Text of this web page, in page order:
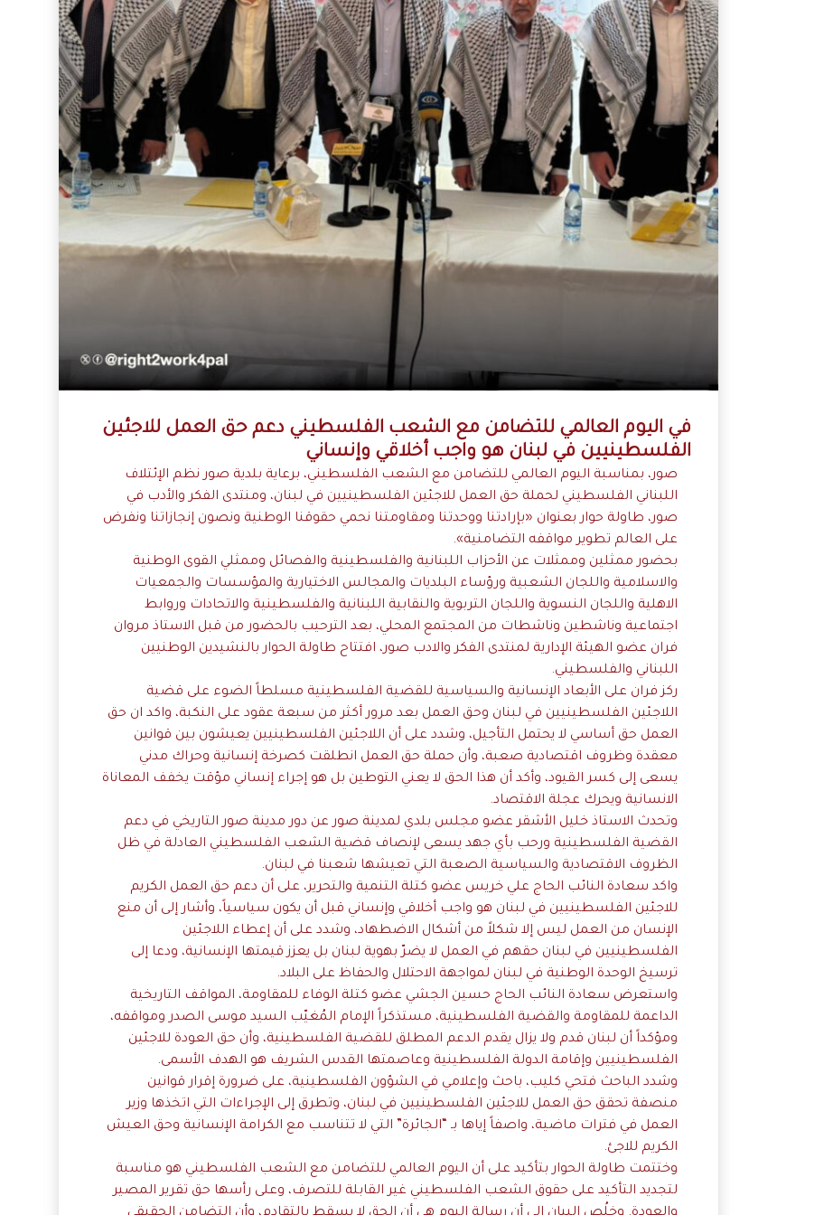
في اليوم العالمي للتضامن مع الشعب الفلسطيني دعم حق العمل للاجئين
الفلسطينيين في لبنان هو واجب أخلاقي وإنساني
صور، بمناسبة اليوم العالمي للتضامن مع الشعب الفلسطيني، برعاية بلدية صور نظم الإئتلاف
اللبناني الفلسطيني لحملة حق العمل للاجئين الفلسطينيين في لبنان، ومنتدى الفكر والأدب في
صور، طاولة حوار بعنوان «بإرادتنا ووحدتنا ومقاومتنا نحمي حقوقنا الوطنية ونصون إنجازاتنا ونفرض
على العالم تطوير مواقفه التضامنية».
بحضور ممثلين وممثلات عن الأحزاب اللبنانية والفلسطينية والفصائل وممثلي القوى الوطنية
والاسلامية واللجان الشعبية ورؤساء البلديات والمجالس الاختيارية والمؤسسات والجمعيات
الاهلية واللجان النسوية واللجان التربوية والنقابية اللبنانية والفلسطينية والاتحادات وروابط
اجتماعية وناشطين وناشطات من المجتمع المحلي، بعد الترحيب بالحضور من قبل الاستاذ مروان
فران عضو الهيئة الإدارية لمنتدى الفكر والادب صور، افتتاح طاولة الحوار بالنشيدين الوطنيين
اللبناني والفلسطيني.
ركز فران على الأبعاد الإنسانية والسياسية للقضية الفلسطينية مسلطاً الضوء على قضية
اللاجئين الفلسطينيين في لبنان وحق العمل بعد مرور أكثر من سبعة عقود على النكبة، واكد ان حق
العمل حق أساسي لا يحتمل التأجيل، وشدد على أن اللاجئين الفلسطينيين يعيشون بين قوانين
معقدة وظروف اقتصادية صعبة، وأن حملة حق العمل انطلقت كصرخة إنسانية وحراك مدني
يسعى إلى كسر القيود، وأكد أن هذا الحق لا يعني التوطين بل هو إجراء إنساني مؤقت يخفف المعاناة
الانسانية ويحرك عجلة الاقتصاد.
وتحدث الاستاذ خليل الأشقر عضو مجلس بلدي لمدينة صور عن دور مدينة صور التاريخي في دعم
القضية الفلسطينية ورحب بأي جهد يسعى لإنصاف قضية الشعب الفلسطيني العادلة في ظل
الظروف الاقتصادية والسياسية الصعبة التي تعيشها شعبنا في لبنان.
واكد سعادة النائب الحاج علي خريس عضو كتلة التنمية والتحرير، على أن دعم حق العمل الكريم
للاجئين الفلسطينيين في لبنان هو واجب أخلاقي وإنساني قبل أن يكون سياسياً، وأشار إلى أن منع
الإنسان من العمل ليس إلا شكلاً من أشكال الاضطهاد، وشدد على أن إعطاء اللاجئين
الفلسطينيين في لبنان حقهم في العمل لا يضرّ بهوية لبنان بل يعزز قيمتها الإنسانية، ودعا إلى
ترسيخ الوحدة الوطنية في لبنان لمواجهة الاحتلال ‏والحفاظ على البلاد.
واستعرض سعادة النائب الحاج حسين الجشي عضو كتلة الوفاء للمقاومة، المواقف التاريخية
الداعمة للمقاومة والقضية الفلسطينية، مستذكراً الإمام المُغيّب السيد موسى الصدر ومواقفه،
ومؤكداً أن لبنان قدم ولا يزال يقدم الدعم المطلق للقضية الفلسطينية، وأن حق العودة للاجئين
الفلسطينيين وإقامة الدولة الفلسطينية وعاصمتها القدس الشريف هو الهدف الأسمى.
وشدد الباحث فتحي كليب، باحث وإعلامي في الشؤون الفلسطينية، على ضرورة إقرار قوانين
منصفة تحقق حق العمل للاجئين الفلسطينيين في لبنان، وتطرق إلى الإجراءات التي اتخذها وزير
العمل في فترات ماضية، واصفاً إياها بـ “الجائرة” التي لا تتناسب مع الكرامة الإنسانية وحق العيش
الكريم للاجئ.
وختتمت طاولة الحوار بتأكيد على أن اليوم العالمي للتضامن مع الشعب الفلسطيني هو مناسبة
لتجديد التأكيد على حقوق الشعب الفلسطيني غير القابلة للتصرف، وعلى رأسها حق تقرير المصير